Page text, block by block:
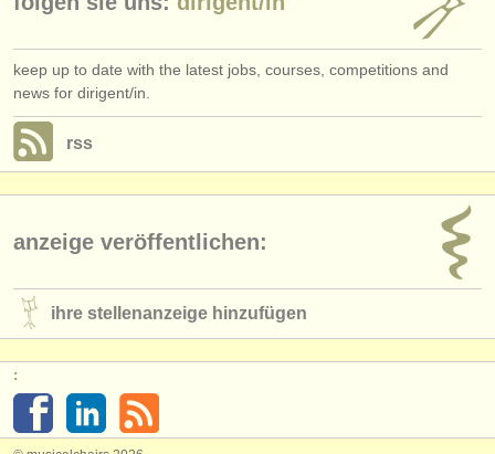
keep up to date with the latest jobs, courses, competitions and
news for dirigent/in.
rss
anzeige veröffentlichen:
ihre stellenanzeige hinzufügen
: